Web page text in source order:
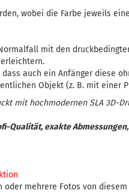
wobei die Farbe jeweils
mit den
auch ein Anfänger diese
Objekt (z. B. mit einer
mit hochmodernen SLA 3D-
Qualität, exakte
oder mehrere Fotos von